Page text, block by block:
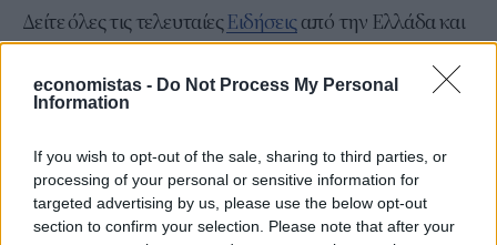
economistas - Do Not Process My Personal
Information
If you wish to opt-out of the sale, sharing to third parties, or
processing of your personal or sensitive information for
targeted advertising by us, please use the below opt-out
section to confirm your selection. Please note that after your
Δείτε όλες τις τελευταίεςΕιδήσειςαπό την Ελλάδα και
δουλειά
Εργαζόμενοι Διασκέδαση